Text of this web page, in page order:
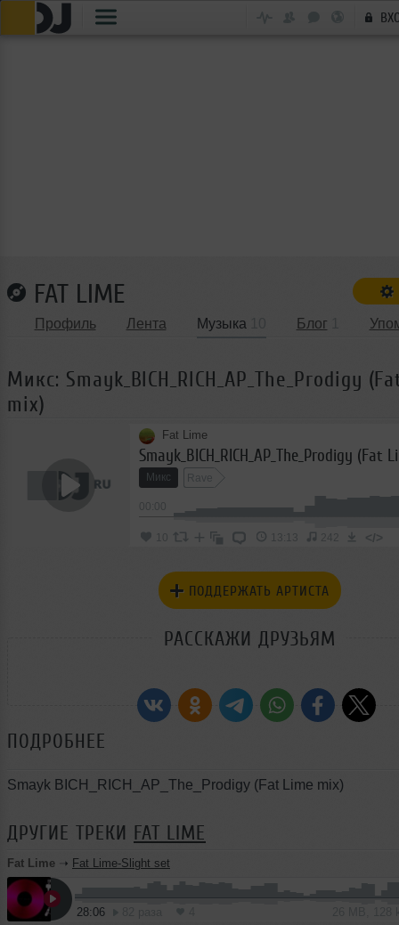
FAT LIME
Профиль Лента Музыка Блог
Микс: Smayk_BICH_RICH_AP_The_Prodigy
mix)
Fat Lime
Smayk_BICH_RICH_AP_The_Prodigy (Fat
Микс Rave
13:13 242 </>
ПОДДЕРЖАТЬ АРТИСТА
РАССКАЖИ ДРУЗЬЯМ
ПОДРОБНЕЕ
Smayk BICH_RICH_AP_The_Prodigy (Fat Lime mix)
ДРУГИЕ ТРЕКИ FAT LIME
Fat Lime ➝ Fat Lime-Slight set
28:06